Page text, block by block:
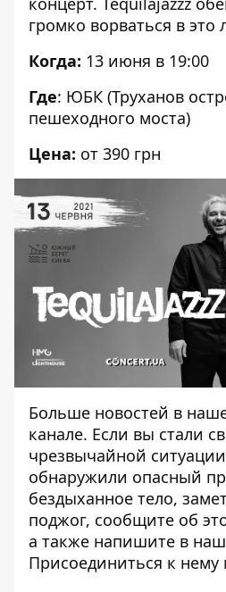
громко ворваться в это
Когда: 13 июня в 19:00
Где: ЮБК (Труханов
пешеходного моста)
Цена: от 390 грн
Больше новостей в
канале. Если вы стали
чрезвычайной
обнаружили опасный
бездыханное тело,
поджог, сообщите об
а также напишите в
Присоединиться к